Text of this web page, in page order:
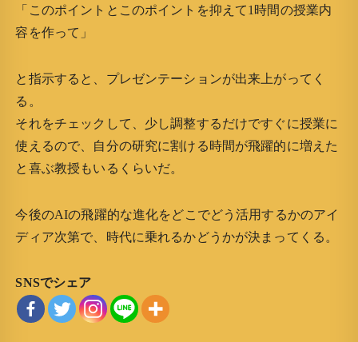
「このポイントとこのポイントを抑えて1時間の授業内
容を作って」
と指示すると、プレゼンテーションが出来上がってく
る。
それをチェックして、少し調整するだけですぐに授業に
使えるので、自分の研究に割ける時間が飛躍的に増えた
と喜ぶ教授もいるくらいだ。
今後のAIの飛躍的な進化をどこでどう活用するかのアイ
ディア次第で、時代に乗れるかどうかが決まってくる。
SNSでシェア